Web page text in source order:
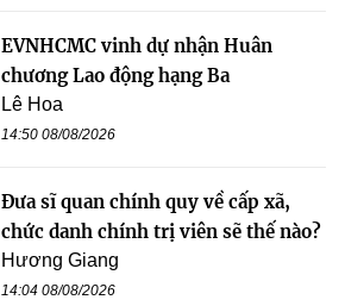
EVNHCMC vinh dự nhận Huân
chương Lao động hạng Ba
Lê Hoa
14:50 08/08/2026
Đưa sĩ quan chính quy về cấp xã,
chức danh chính trị viên sẽ thế nào?
Hương Giang
14:04 08/08/2026